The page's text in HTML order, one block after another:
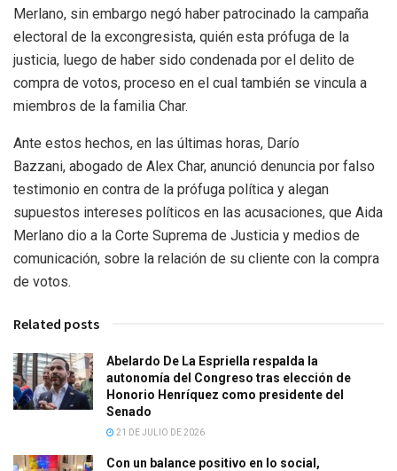
Merlano, sin embargo negó haber patrocinado la campaña
electoral de la excongresista, quién esta prófuga de la
justicia, luego de haber sido condenada por el delito de
compra de votos, proceso en el cual también se vincula a
miembros de la familia Char.
Ante estos hechos, en las últimas horas, Darío
Bazzani, abogado de Alex Char, anunció denuncia por falso
testimonio en contra de la prófuga política y alegan
supuestos intereses políticos en las acusaciones, que Aida
Merlano dio a la Corte Suprema de Justicia y medios de
comunicación, sobre la relación de su cliente con la compra
de votos.
Related posts
Abelardo De La Espriella respalda la
autonomía del Congreso tras elección de
Honorio Henríquez como presidente del
Senado
21 DE JULIO DE 2026
Con un balance positivo en lo social,